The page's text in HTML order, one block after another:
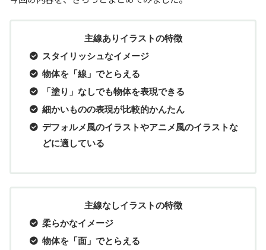
主線ありイラストの特徴
スタイリッシュなイメージ
物体を「線」でとらえる
「塗り」なしでも物体を表現できる
細かいものの表現が比較的かんたん
デフォルメ風のイラストやアニメ風のイラストな
どに適している
主線なしイラストの特徴
柔らかなイメージ
物体を「面」でとらえる